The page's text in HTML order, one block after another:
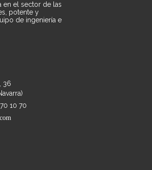
en el sector de las
potente y
de ingeniería e
36
10 70